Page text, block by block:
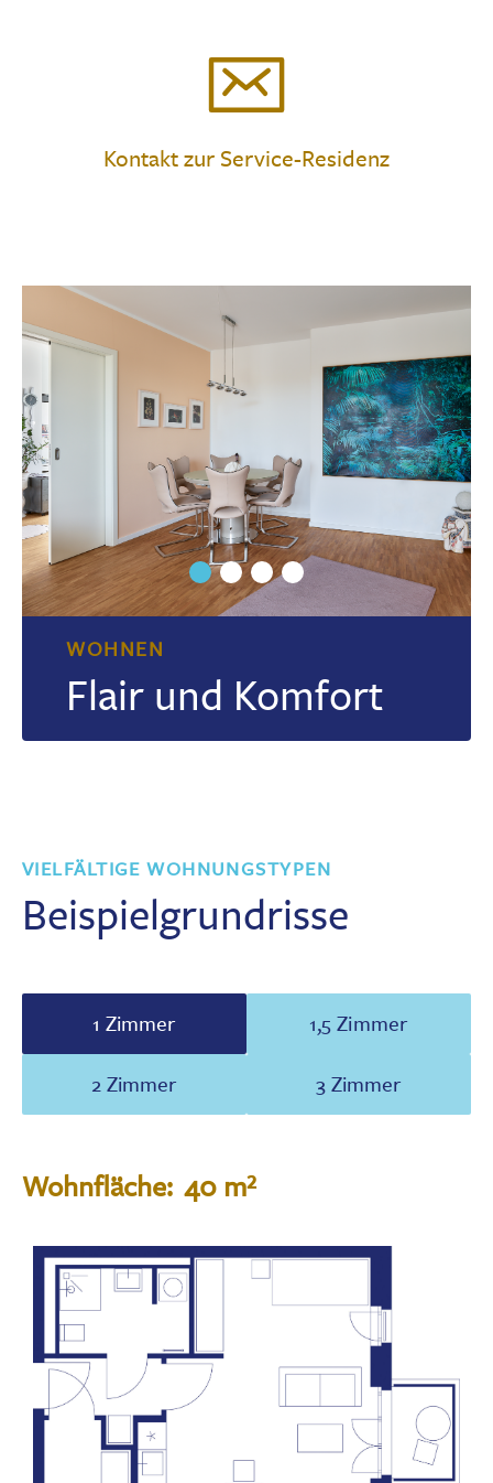
Kontakt zur Service-Residenz
WOHNEN
Flair und Komfort
VIELFÄLTIGE WOHNUNGSTYPEN
Beispielgrundrisse
1 Zimmer 1,5 Zimmer
2 Zimmer 3 Zimmer
Wohnfläche: 40 m²